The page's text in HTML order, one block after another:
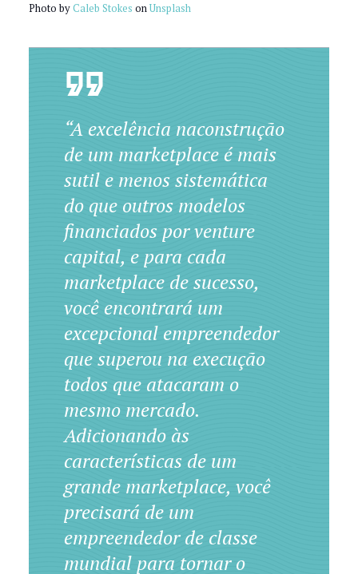
Photo byCaleb Stokes onUnsplash
“A excelência naconstrução
de um marketplace é mais
sutil e menos sistemática
do que outros modelos
financiados por venture
capital, e para cada
marketplace de sucesso,
você encontrará um
excepcional empreendedor
que superou na execução
todos que atacaram o
mesmo mercado.
Adicionando às
características de um
grande marketplace, você
precisará de um
empreendedor de classe
mundial para tornar o